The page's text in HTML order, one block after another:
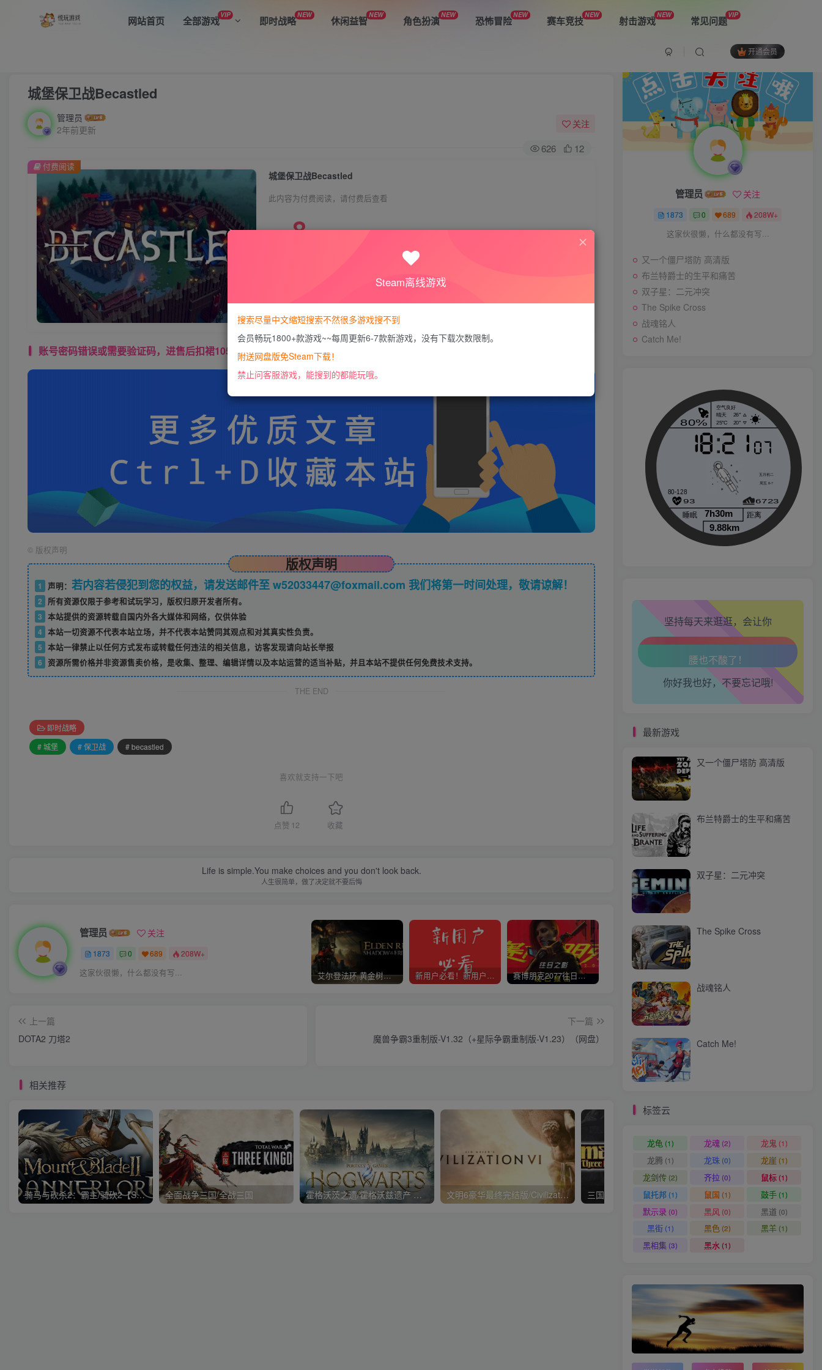
网站首页 全部游戏VIP 即时战略NEW 休闲益智NEW 角色扮演NEW 恐怖冒险NEW 赛车竞技NEW 射击游戏NEW 常见问题VIP
开通会员
城堡保卫战Becastled
管理员
2年前更新
关注
626 12
城堡保卫战Becastled
此内容为付费阅读，请付费后查看
8
付费阅读
账号密码错误或需要验证码，进售后扣裙1050974489 使用教程： https://docs.qq.com/doc/DU0VHUUFRS2xDa1Jp
© 版权声明
版权声明
1 声明： 若内容若侵犯到您的权益，请发送邮件至 w52033447@foxmail.com 我们将第一时间处理，敬请谅解！
2
所有资源仅限于参考和试玩学习，版权归原开发者所有。
3 本站提供的资源转载自国内外各大媒体和网络，仅供体验
4 本站一切资源不代表本站立场，并不代表本站赞同其观点和对其真实性负责。
5 本站一律禁止以任何方式发布或转载任何违法的相关信息，访客发现请向站长举报
6
资源所需价格并非资源售卖价格，是收集、整理、编辑详情以及本站运营的适当补贴，并且本站不提供任何免费技术支持。
THE END
即时战略
# 城堡
# 保卫战 # becastled
喜欢就支持一下吧
点赞 12 收藏
Life is simple.You make choices and you don't look back.
人生很简单，做了决定就不要后悔
管理员 关注
1873 0 689 208W+
这家伙很懒，什么都没有写... 艾尔登法环 黄金树幽影 新用户必看！新用户必看！新用户必看！！！ 赛博朋克2077往日之影
上一篇
DOTA2 刀塔2
下一篇
魔兽争霸3重制版-V1.32（+星际争霸重制版-V1.23）（网盘）
相关推荐
骑马与砍杀2：霸主/骑砍2【STEAM离线】+送网盘版 全面战争三国/全战三国 霍格沃茨之遗/霍格沃兹遗产 【steam】正版离线+网盘版(D加密) 文明6豪华最终完结版/Civilization VI/Sid Meier’s Civilization® VI 三国志14威力/Sangokushi 14 Power-up Kit三国志14威力加强版 骗子酒吧Liar’s Bar
又一个僵尸塔防 高清版
布兰特爵士的生平和痛苦
The Spike Cross
管理员 关注
1873 0 689 208W+
这家伙很懒，什么都没有写...
又一个僵尸塔防 高清版
布兰特爵士的生平和痛苦
双子星：二元冲突
The Spike Cross
战魂铭人
Catch Me!
坚持每天来逛逛，会让你
走路也有劲了！
腿也不痛了！
腰也不酸了！
你好我也好，不要忘记哦!
最新游戏
又一个僵尸塔防 高清版
布兰特爵士的生平和痛苦
双子星：二元冲突
The Spike Cross
战魂铭人
Catch Me!
标签云
龙龟 (1) 龙魂 (2) 龙鬼 (1)
龙腾(1) 龙珠(0) 龙崖 (1)
龙剑传 (2) 齐拉(0) 鼠标(1)
鼠托邦(1) 鼠国 (1) 鼓手(1)
默示录(0) 黑风 (0) 黑道 (0)
黑街(1) 黑色(2) 黑羊(1)
黑相集 (3) 黑水(1)
Steam离线游戏
搜索尽量中文缩短搜索不然很多游戏搜不到
会员畅玩1800+款游戏~~每周更新6-7款新游戏，没有下载次数限制。
附送网盘版免Steam下载！
禁止问客服游戏，能搜到的都能玩哦。